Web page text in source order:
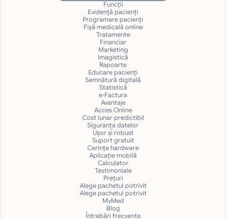
Funcții
Evidență pacienți
Programare pacienți
Fișă medicală online
Tratamente
Financiar
Marketing
Imagistică
Rapoarte
Educare pacienți
Semnătură digitală
Statistică
e-Factura
Avantaje
Acces Online
Cost lunar predictibil
Siguranţa datelor
Uşor și robust
Suport gratuit
Cerințe hardware
Aplicație mobilă
Calculator
Testimoniale
Prețuri
Alege pachetul potrivit
Alege pachetul potrivit
MyMed
Blog
Întrebări frecvente